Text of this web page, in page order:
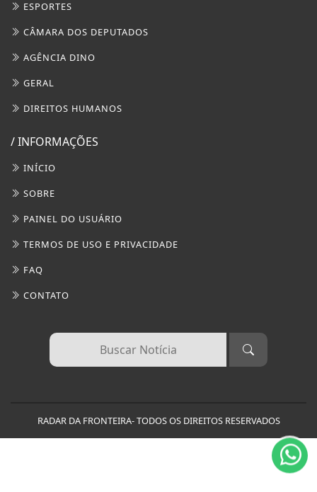
ESPORTES
CÂMARA DOS DEPUTADOS
AGÊNCIA DINO
GERAL
DIREITOS HUMANOS
/ INFORMAÇÕES
INÍCIO
SOBRE
PAINEL DO USUÁRIO
TERMOS DE USO E PRIVACIDADE
FAQ
CONTATO
RADAR DA FRONTEIRA- TODOS OS DIREITOS RESERVADOS
Termos de Uso e Privacidade
de Uso e Privacidade.